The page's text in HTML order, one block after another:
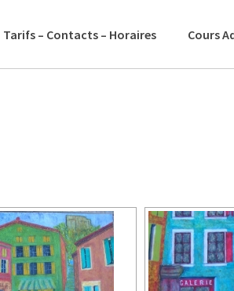
Tarifs – Contacts – Horaires Cours